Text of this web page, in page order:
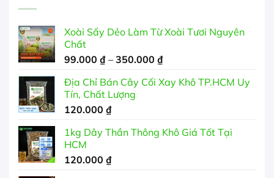
Xoài Sấy Dẻo Làm Từ Xoài Tươi Nguyên
Chất
99.000 ₫ – 350.000 ₫Khoảng
từ
Địa Chỉ Bán Cây Cối Xay Khô TP.HCM Uy
Tín, Chất Lượng
120.000 ₫
1kg Dây Thần Thông Khô Giá Tốt Tại
HCM
120.000 ₫